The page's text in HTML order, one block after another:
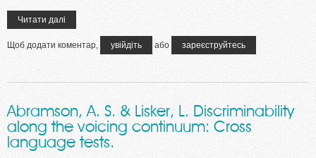
Читати далі
consonants: Acoustic analysis and synthesis.
Щоб додати коментар,
увійдіть або зареєструйтесь
Abramson, A. S. & Lisker, L. Discriminability
along the voicing continuum: Cross
language tests.